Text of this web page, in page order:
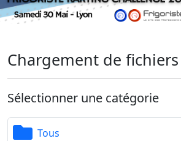
Chargement de fichiers
Sélectionner une catégorie
Tous